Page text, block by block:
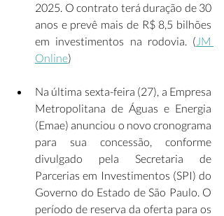
2025. O contrato terá duração de 30
anos e prevê mais de R$ 8,5 bilhões
em investimentos na rodovia. ( JM
Online)
Na última sexta-feira (27), a Empresa
Metropolitana de Águas e Energia
(Emae) anunciou o novo cronograma
para sua concessão, conforme
divulgado pela Secretaria de
Parcerias em Investimentos (SPI) do
Governo do Estado de São Paulo. O
período de reserva da oferta para os